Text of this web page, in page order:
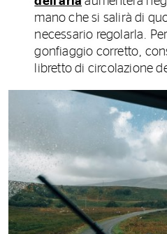
mano che si salirà di
necessario regolarla.
gonfiaggio corretto,
libretto di circolazione